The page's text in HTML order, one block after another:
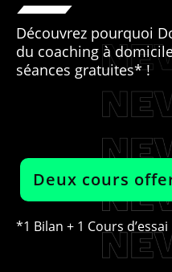
Découvrez pourquoi
du coaching à
séances gratuites* !
Deux cours
*1 Bilan + 1 Cours d’essai